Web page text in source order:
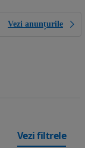
Vezi anunțurile
Vezi filtrele